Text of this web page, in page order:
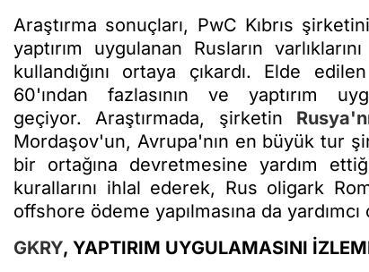
Araştırma sonuçları, PwC Kıbrıs
yaptırım uygulanan Rusların
kullandığını ortaya çıkardı. Elde
60'ından fazlasının ve
geçiyor. Araştırmada, şirketin
Mordaşov'un, Avrupa'nın en büyük tur
bir ortağına devretmesine yardım
kurallarını ihlal ederek, Rus oligark
offshore ödeme yapılmasına da yardımcı
GKRY, YAPTIRIM UYGULAMASINI